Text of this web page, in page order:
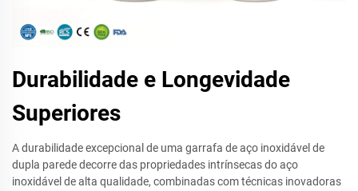
Durabilidade e Longevidade
Superiores
A durabilidade excepcional de uma garrafa de aço inoxidável de
dupla parede decorre das propriedades intrínsecas do aço
inoxidável de alta qualidade, combinadas com técnicas inovadoras